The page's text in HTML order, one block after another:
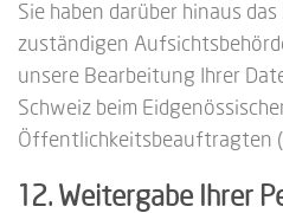
Sie haben darüber hinaus das
zuständigen
unsere Bearbeitung Ihrer
Schweiz beim
Öffentlichkeitsbeauftragten
12. Weitergabe Ihrer